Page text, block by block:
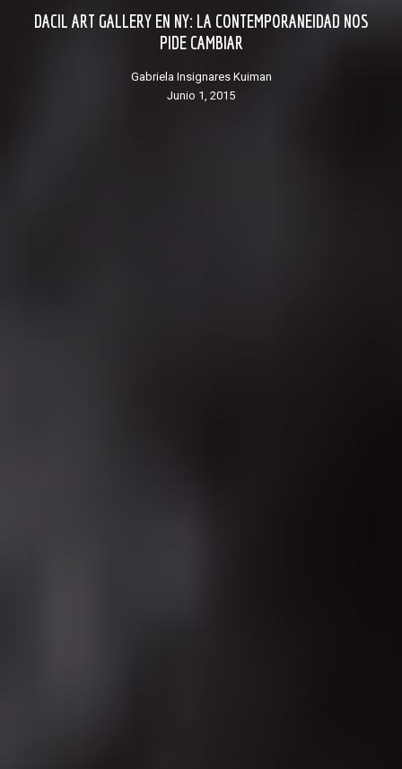
DACIL ART GALLERY EN NY: LA CONTEMPORANEIDAD NOS
PIDE CAMBIAR
Gabriela Insignares Kuiman
junio 1, 2015